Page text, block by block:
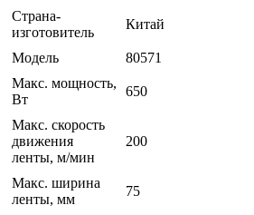
Страна-
изготовитель
Китай
Модель
80571
Макс. мощность,
Вт
650
Макс. скорость
движения
ленты, м/мин
200
Макс. ширина
ленты, мм
75